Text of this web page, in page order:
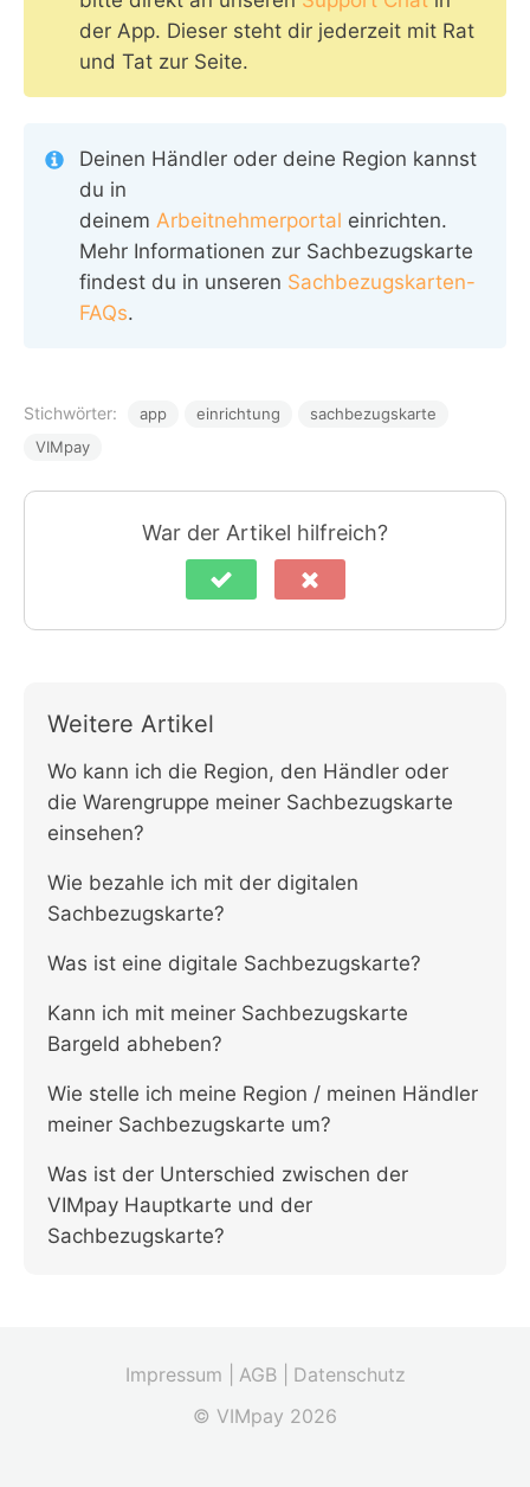
der App. Dieser steht dir jederzeit mit Rat
und Tat zur Seite.
Deinen Händler oder deine Region kannst
du in
deinem Arbeitnehmerportal einrichten.
Mehr Informationen zur Sachbezugskarte
findest du in unseren Sachbezugskarten-
FAQs.
Stichwörter: app einrichtung
sachbezugskarte
VIMpay
War der Artikel hilfreich?
Weitere Artikel
Wo kann ich die Region, den Händler oder
die Warengruppe meiner Sachbezugskarte
einsehen?
Wie bezahle ich mit der digitalen
Sachbezugskarte?
Was ist eine digitale Sachbezugskarte?
Kann ich mit meiner Sachbezugskarte
Bargeld abheben?
Wie stelle ich meine Region / meinen Händler
meiner Sachbezugskarte um?
Was ist der Unterschied zwischen der
VIMpay Hauptkarte und der
Sachbezugskarte?
Impressum | AGB |
Datenschutz
© VIMpay 2026